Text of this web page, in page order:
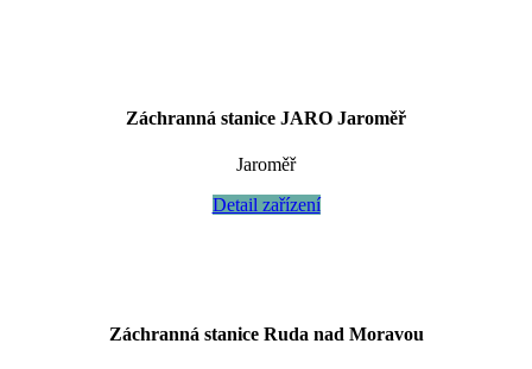
Záchranná stanice JARO Jaroměř
Jaroměř
Detail zařízení
Záchranná stanice Ruda nad Moravou